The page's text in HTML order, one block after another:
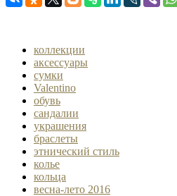
коллекции
аксессуары
сумки
Valentino
обувь
сандалии
украшения
браслеты
этнический стиль
колье
кольца
весна-лето 2016